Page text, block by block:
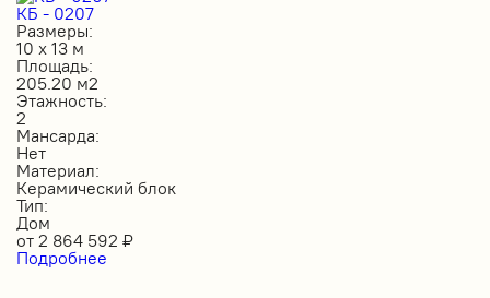
КБ - 0207
Размеры:
10 х 13 м
Площадь:
205.20 м2
Этажность:
2
Мансарда:
Нет
Материал:
Керамический блок
Тип:
Дом
от 2 864 592 ₽
Подробнее